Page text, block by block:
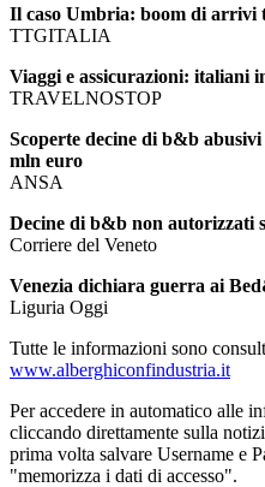
Il caso Umbria: boom di arrivi
TTGITALIA
Viaggi e assicurazioni: italiani
TRAVELNOSTOP
Scoperte decine di b&b
mln euro
ANSA
Decine di b&b non autorizzati
Corriere del Veneto
Venezia dichiara guerra ai
Liguria Oggi
Tutte le informazioni sono
www.alberghiconfindustria.it
Per accedere in automatico alle
cliccando direttamente sulla
prima volta salvare Username e
"memorizza i dati di accesso".